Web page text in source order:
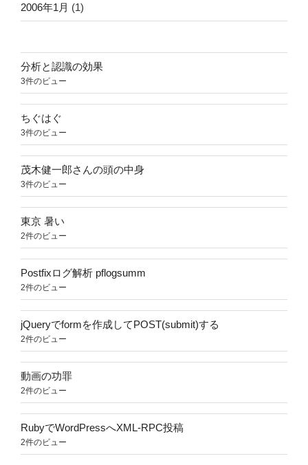
2006年1月 (1)
分析と認識の効果
3件のビュー
ちぐはぐ
3件のビュー
茂木健一郎さんの頭の中身
3件のビュー
東京 暑い
2件のビュー
Postfixログ解析 pflogsumm
2件のビュー
jQueryでformを作成してPOST(submit)する
2件のビュー
動画の功罪
2件のビュー
RubyでWordPressへXML-RPC投稿
2件のビュー